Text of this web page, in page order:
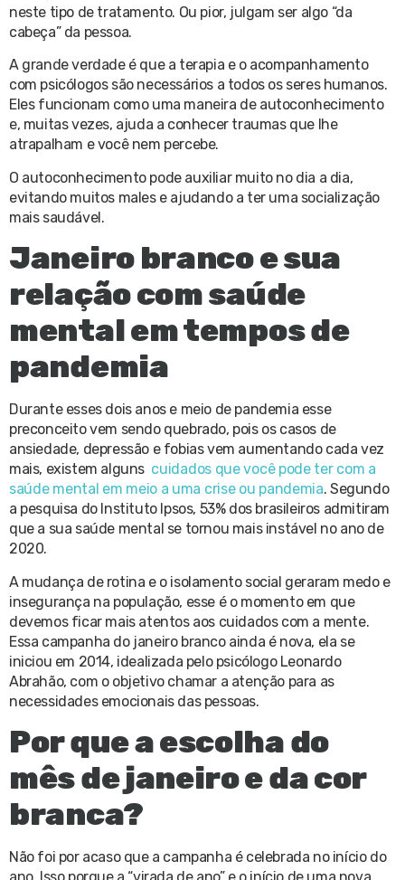
neste tipo de tratamento. Ou pior, julgam ser algo “da
cabeça” da pessoa.
A grande verdade é que a terapia e o acompanhamento
com psicólogos são necessários a todos os seres humanos.
Eles funcionam como uma maneira de autoconhecimento
e, muitas vezes, ajuda a conhecer traumas que lhe
atrapalham e você nem percebe.
O autoconhecimento pode auxiliar muito no dia a dia,
evitando muitos males e ajudando a ter uma socialização
mais saudável.
Janeiro branco e sua
relação com saúde
mental em tempos de
pandemia
Durante esses dois anos e meio de pandemia esse
preconceito vem sendo quebrado, pois os casos de
ansiedade, depressão e fobias vem aumentando cada vez
mais, existem alguns cuidados que você pode ter com a
saúde mental em meio a uma crise ou pandemia. Segundo
a pesquisa do Instituto Ipsos, 53% dos brasileiros admitiram
que a sua saúde mental se tornou mais instável no ano de
2020.
A mudança de rotina e o isolamento social geraram medo e
insegurança na população, esse é o momento em que
devemos ficar mais atentos aos cuidados com a mente.
Essa campanha do janeiro branco ainda é nova, ela se
iniciou em 2014, idealizada pelo psicólogo Leonardo
Abrahão, com o objetivo chamar a atenção para as
necessidades emocionais das pessoas.
Por que a escolha do
mês de janeiro e da cor
branca?
Não foi por acaso que a campanha é celebrada no início do